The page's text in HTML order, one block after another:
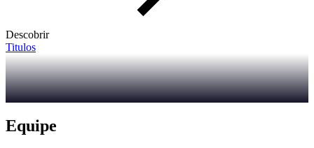
Descobrir
Titulos
Equipe